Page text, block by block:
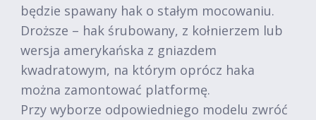
będzie spawany hak o stałym mocowaniu.
Droższe – hak śrubowany, z kołnierzem lub
wersja amerykańska z gniazdem
kwadratowym, na którym oprócz haka
można zamontować platformę.
Przy wyborze odpowiedniego modelu zwróć